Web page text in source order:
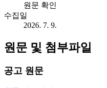
원문 확인
수집일
2026. 7. 9.
원문 및 첨부파일
공고 원문